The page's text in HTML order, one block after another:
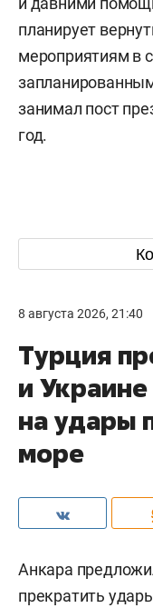
планирует
мероприятиям в
занимал пост
год.
8 августа 2026, 21:40
Турция
и
на удары
море
Анкара
прекратить